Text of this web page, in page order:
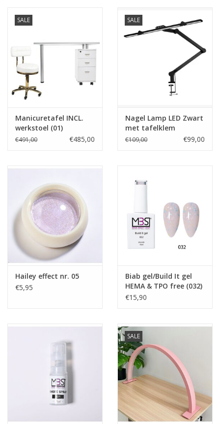
SALE
Manicuretafel INCL.
werkstoel (01)
€491,00 €485,00
SALE
Nagel Lamp LED Zwart
met tafelklem
€109,00 €99,00
Hailey effect nr. 05
€5,95
Biab gel/Build It gel
HEMA & TPO free (032)
€15,90
SALE